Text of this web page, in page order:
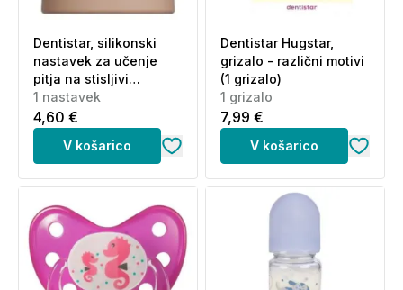
Dentistar, silikonski
nastavek za učenje
pitja na stisljivi
steklenički (1 nastavek)
1 nastavek
4,60 €
V košarico
Dentistar Hugstar,
grizalo - različni motivi
(1 grizalo)
1 grizalo
7,99 €
V košarico